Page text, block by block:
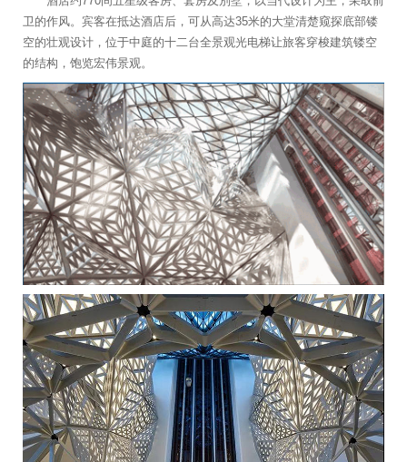
卫的作风。宾客在抵达酒店后，可从高达35米的大堂清楚窥探底部镂
空的壮观设计，位于中庭的十二台全景观光电梯让旅客穿梭建筑镂空
的结构，饱览宏伟景观。